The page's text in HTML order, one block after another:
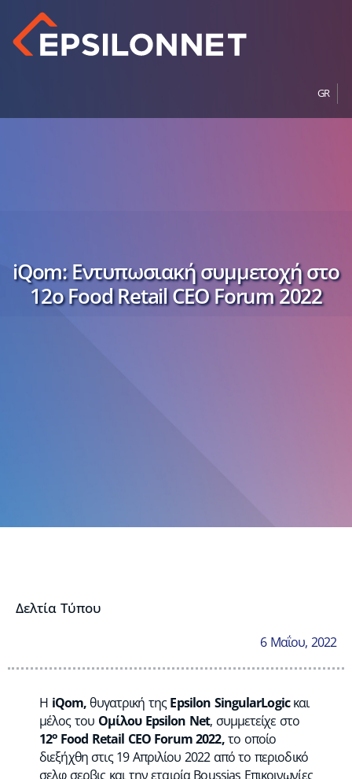
GR
iQom: Εντυπωσιακή συμμετοχή στο
12ο Food Retail CEO Forum 2022
Δελτία Τύπου
6 Μαΐου, 2022
Η iQom,θυγατρική τηςEpsilon SingularLogicκαι
μέλος του Oμίλου Epsilon Net, συμμετείχε στο
12ο Food Retail CEO Forum2022,το οποίο
διεξήχθη στις 19 Απριλίου 2022 από το περιοδικό
σελφ σερβις και την εταιρία Boussias Επικοινωνίες